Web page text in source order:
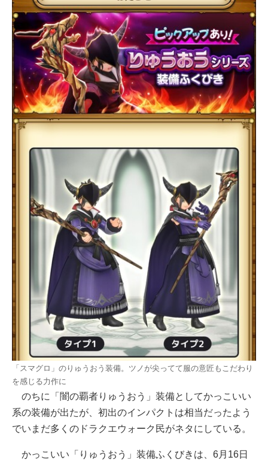
「スマグロ」のりゅうおう装備。ツノが尖ってて服の意匠もこだわり
を感じる力作に
のちに「闇の覇者りゅうおう」装備としてかっこいい
系の装備が出たが、初出のインパクトは相当だったよう
でいまだ多くのドラクエウォーク民がネタにしている。
かっこいい「りゅうおう」装備ふくびきは、6月16日